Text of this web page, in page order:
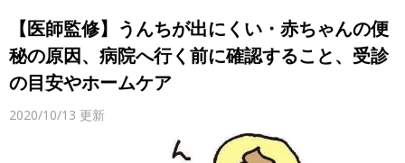
【医師監修】うんちが出にくい・赤ちゃんの便
秘の原因、病院へ行く前に確認すること、受診
の目安やホームケア
2020/10/13 更新